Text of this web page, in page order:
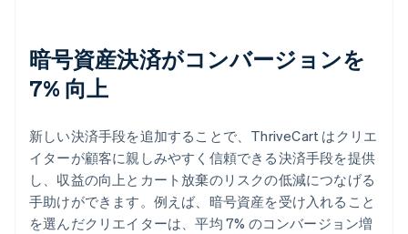
暗号資産決済がコンバージョンを
7% 向上
新しい決済手段を追加することで、ThriveCart はクリエ
イターが顧客に親しみやすく信頼できる決済手段を提供
し、収益の向上とカート放棄のリスクの低減につなげる
手助けができます。例えば、暗号資産を受け入れること
を選んだクリエイターは、平均 7% のコンバージョン増